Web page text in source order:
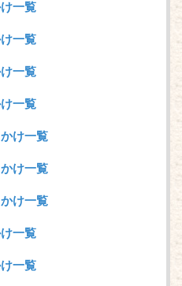
一覧
一覧
一覧
一覧
け一覧
け一覧
け一覧
一覧
一覧